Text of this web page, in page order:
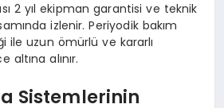
2 yıl ekipman garantisi ve teknik
izlenir. Periyodik bakım
ile uzun ömürlü ve kararlı
alınır.
Sistemlerinin